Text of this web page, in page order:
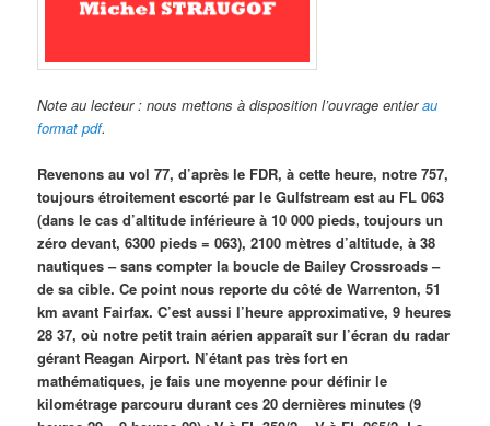
Note au lecteur : nous mettons à disposition l’ouvrage entierau
format pdf.
Revenons au vol 77, d’après le FDR, à cette heure, notre 757,
toujours étroitement escorté par le Gulfstream est au FL 063
(dans le cas d’altitude inférieure à 10 000 pieds, toujours un
zéro devant, 6300 pieds = 063), 2100 mètres d’altitude, à 38
nautiques – sans compter la boucle de Bailey Crossroads –
de sa cible. Ce point nous reporte du côté de Warrenton, 51
km avant Fairfax. C’est aussi l’heure approximative, 9 heures
28 37, où notre petit train aérien apparaît sur l’écran du radar
gérant Reagan Airport. N’étant pas très fort en
mathématiques, je fais une moyenne pour définir le
kilométrage parcouru durant ces 20 dernières minutes (9